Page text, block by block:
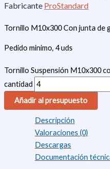
Fabricante ProStandard
Tornillo M10x300 Con junta de
Pedido minimo, 4 uds
Tornillo Suspensión M10x300
cantidad
Añadir al presupuesto
Descripción
Valoraciones (0)
Descargas
Documentación